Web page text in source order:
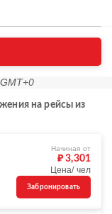
на рейсы из
Начиная от
₽ 3,301
Цена/ чел
Забронировать